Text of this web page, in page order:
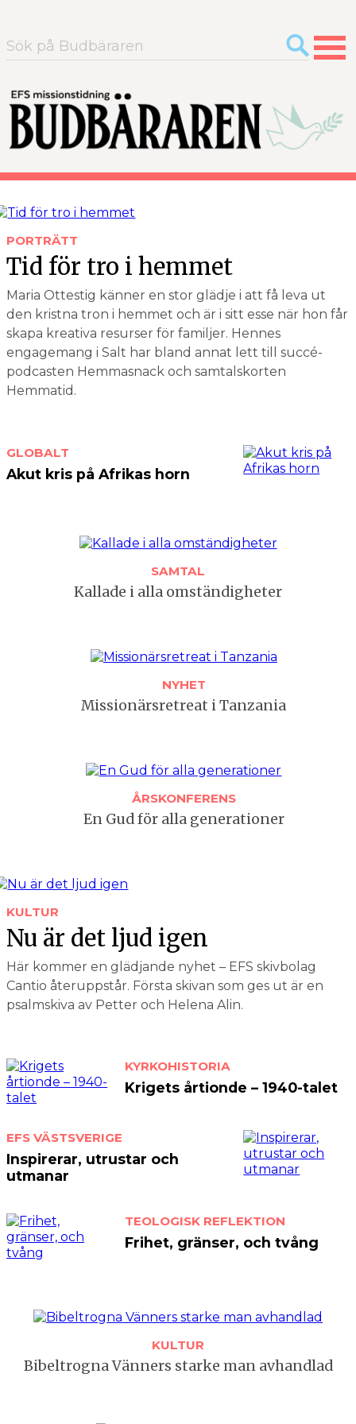
Sök
efter:
PORTRÄTT
Tid för tro i hemmet
Maria Ottestig känner en stor glädje i att få leva ut
den kristna tron i hemmet och är i sitt esse när hon får
skapa kreativa resurser för familjer. Hennes
engagemang i Salt har bland annat lett till succé­
podcasten Hemma­snack och samtals­korten
Hemmatid.
GLOBALT
Akut kris på Afrikas horn
SAMTAL
Kallade i alla omständigheter
NYHET
Missionärsretreat i Tanzania
ÅRSKONFERENS
En Gud för alla generationer
KULTUR
Nu är det ljud igen
Här kommer en glädjande nyhet – EFS skivbolag
Cantio återuppstår. Första skivan som ges ut är en
psalmskiva av Petter och Helena Alin.
KYRKOHISTORIA
Krigets årtionde – 1940-talet
EFS VÄSTSVERIGE
Inspirerar, utrustar och
utmanar
TEOLOGISK REFLEKTION
Frihet, gränser, och tvång
KULTUR
Bibeltrogna Vänners starke man avhandlad